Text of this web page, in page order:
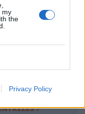
my
the
Privacy Policy
belüli